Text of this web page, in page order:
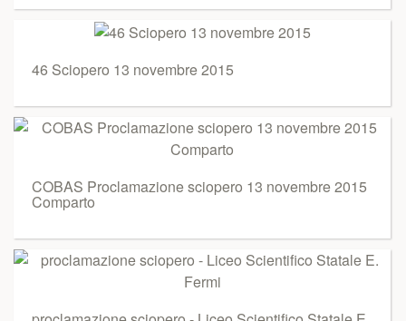
46 Sciopero 13 novembre 2015
COBAS Proclamazione sciopero 13 novembre 2015
Comparto